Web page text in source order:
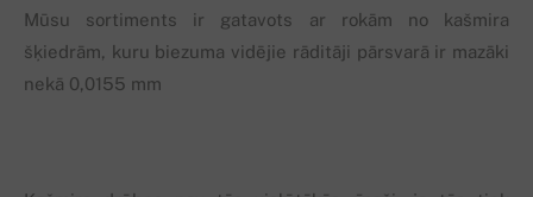
Mūsu sortiments ir gatavots ar rokām no kašmira
šķiedrām, kuru biezuma vidējie rāditāji pārsvarā ir mazāki
nekā 0,0155 mm